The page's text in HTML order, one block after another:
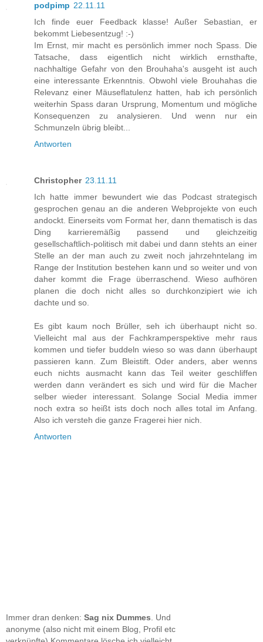
podpimp 22.11.11
Ich finde euer Feedback klasse! Außer Sebastian, er
bekommt Liebesentzug! :-)
Im Ernst, mir macht es persönlich immer noch Spass. Die
Tatsache, dass eigentlich nicht wirklich ernsthafte,
nachhaltige Gefahr von den Brouhaha's ausgeht ist auch
eine interessante Erkenntnis. Obwohl viele Brouhahas die
Relevanz einer Mäuseflatulenz hatten, hab ich persönlich
weiterhin Spass daran Ursprung, Momentum und mögliche
Konsequenzen zu analysieren. Und wenn nur ein
Schmunzeln übrig bleibt...
Antworten
Christopher 23.11.11
Ich hatte immer bewundert wie das Podcast strategisch
gesprochen genau an die anderen Webprojekte von euch
andockt. Einerseits vom Format her, dann thematisch is das
Ding karrieremäßig passend und gleichzeitig
gesellschaftlich-politisch mit dabei und dann stehts an einer
Stelle an der man auch zu zweit noch jahrzehntelang im
Range der Institution bestehen kann und so weiter und von
daher kommt die Frage überraschend. Wieso aufhören
planen die doch nicht alles so durchkonzipiert wie ich
dachte und so.
Es gibt kaum noch Brüller, seh ich überhaupt nicht so.
Vielleicht mal aus der Fachkramperspektive mehr raus
kommen und tiefer buddeln wieso so was dann überhaupt
passieren kann. Zum Bleistift. Oder anders, aber wenns
euch nichts ausmacht kann das Teil weiter geschliffen
werden dann verändert es sich und wird für die Macher
selber wieder interessant. Solange Social Media immer
noch extra so heißt ists doch noch alles total im Anfang.
Also ich versteh die ganze Fragerei hier nich.
Antworten
Immer dran denken: Sag nix Dummes . Und
anonyme (also nicht mit einem Blog, Profil etc